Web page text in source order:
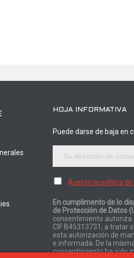
HOJA INFORMATIVA
Puede darse de baja en
Acepto la política
En cumplimento de lo
de Protección de Datos
consentimiento autoriza
CIF B45313731, a tratar
esta autorización de
e informada. De la
consentimiento ha sido